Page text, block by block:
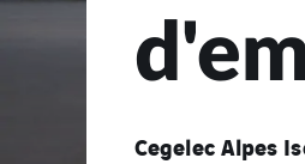
Cegelec Alpes